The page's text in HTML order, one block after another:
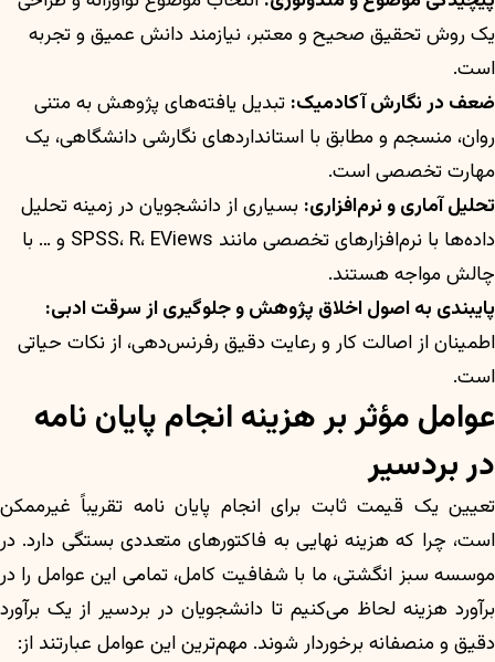
یک روش تحقیق صحیح و معتبر، نیازمند دانش عمیق و تجربه
است.
ضعف در نگارش آکادمیک: تبدیل یافته‌های پژوهش به متنی
روان، منسجم و مطابق با استانداردهای نگارشی دانشگاهی، یک
مهارت تخصصی است.
تحلیل آماری و نرم‌افزاری: بسیاری از دانشجویان در زمینه تحلیل
داده‌ها با نرم‌افزارهای تخصصی مانند SPSS، R، EViews و … با
چالش مواجه هستند.
پایبندی به اصول اخلاق پژوهش و جلوگیری از سرقت ادبی:
اطمینان از اصالت کار و رعایت دقیق رفرنس‌دهی، از نکات حیاتی
است.
عوامل مؤثر بر هزینه انجام پایان نامه
در بردسیر
تعیین یک قیمت ثابت برای انجام پایان نامه تقریباً غیرممکن
است، چرا که هزینه نهایی به فاکتورهای متعددی بستگی دارد. در
موسسه سبز انگشتی، ما با شفافیت کامل، تمامی این عوامل را در
برآورد هزینه لحاظ می‌کنیم تا دانشجویان در بردسیر از یک برآورد
دقیق و منصفانه برخوردار شوند. مهم‌ترین این عوامل عبارتند از: